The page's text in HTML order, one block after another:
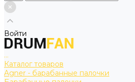
Войти
...
Каталог товаров
Agner - барабанные палочки